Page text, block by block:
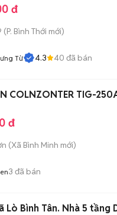
đ
(P. Bình Thới mới)
Từ 4.3 40 đã bán
COLNZONTER TIG-
đ
(Xã Bình Minh mới)
3 đã bán
Lò Bình Tân. Nhà 5